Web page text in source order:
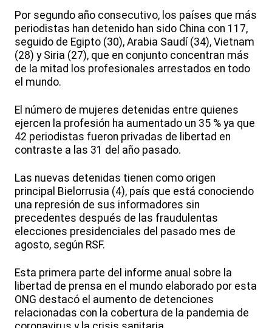
Por segundo año consecutivo, los países que más
periodistas han detenido han sido China con 117,
seguido de Egipto (30), Arabia Saudí (34), Vietnam
(28) y Siria (27), que en conjunto concentran más
de la mitad los profesionales arrestados en todo
el mundo.
El número de mujeres detenidas entre quienes
ejercen la profesión ha aumentado un 35 % ya que
42 periodistas fueron privadas de libertad en
contraste a las 31 del año pasado.
Las nuevas detenidas tienen como origen
principal Bielorrusia (4), país que está conociendo
una represión de sus informadores sin
precedentes después de las fraudulentas
elecciones presidenciales del pasado mes de
agosto, según RSF.
Esta primera parte del informe anual sobre la
libertad de prensa en el mundo elaborado por esta
ONG destacó el aumento de detenciones
relacionadas con la cobertura de la pandemia de